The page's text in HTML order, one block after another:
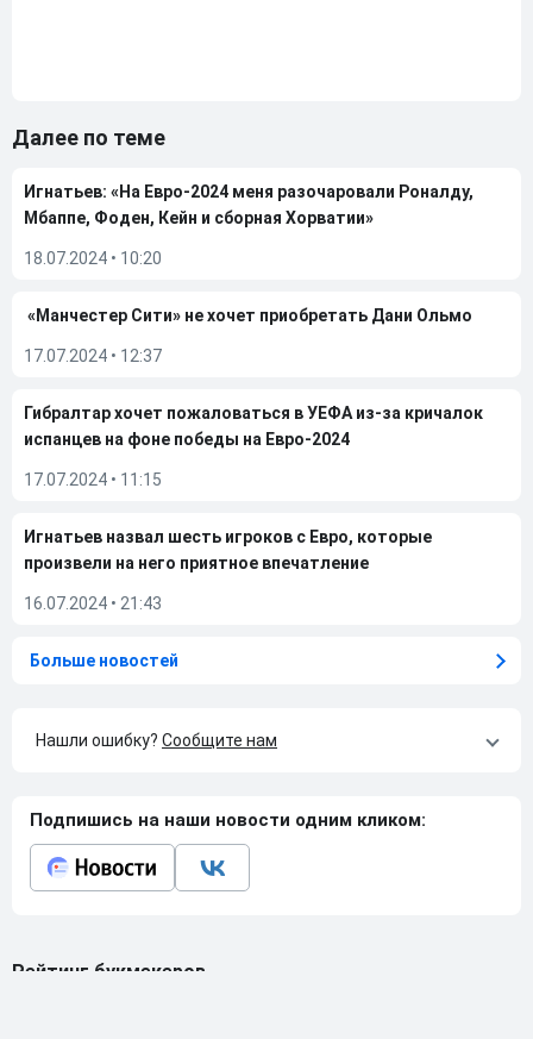
Далее по теме
Игнатьев: «На Евро-2024 меня разочаровали Роналду,
Мбаппе, Фоден, Кейн и сборная Хорватии»
18.07.2024 • 10:20
«Манчестер Сити» не хочет приобретать Дани Ольмо
17.07.2024 • 12:37
Гибралтар хочет пожаловаться в УЕФА из-за кричалок
испанцев на фоне победы на Евро-2024
17.07.2024 • 11:15
Игнатьев назвал шесть игроков с Евро, которые
произвели на него приятное впечатление
16.07.2024 • 21:43
Больше новостей
Нашли ошибку? Сообщите нам
Подпишись на наши новости одним кликом:
Рейтинг букмекеров